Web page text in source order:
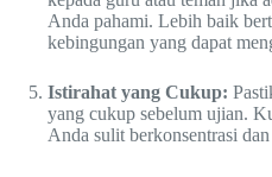
Anda pahami. Lebih baik
kebingungan yang dapat
Istirahat yang Cukup:
yang cukup sebelum ujian.
Anda sulit berkonsentrasi